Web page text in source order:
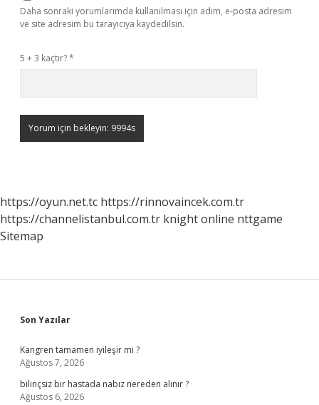
Daha sonraki yorumlarımda kullanılması için adım, e-posta adresim
ve site adresim bu tarayıcıya kaydedilsin.
5 + 3 kaçtır?*
https://oyun.net.tc https://rinnovaincek.com.tr
https://channelistanbul.com.tr knight online nttgame
Sitemap
Sidebar
Son Yazılar
Kangren tamamen iyileşir mi ?
Ağustos 7, 2026
bilinçsiz bir hastada nabız nereden alınır ?
Ağustos 6, 2026